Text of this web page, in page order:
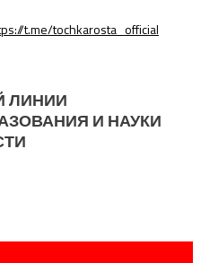
t.me/tochkarosta_official
ЛИНИИ
И НАУКИ